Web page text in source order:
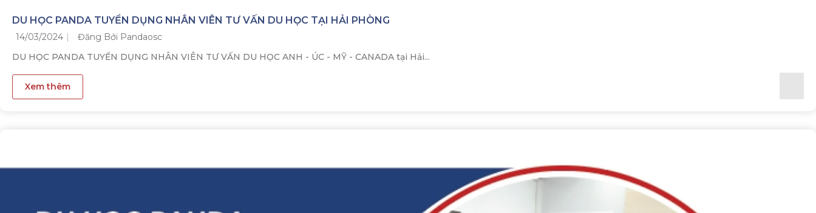
DU HỌC PANDA TUYỂN DỤNG NHÂN VIÊN TƯ VẤN DU HỌC TẠI HẢI PHÒNG
14/03/2024
Đăng Bởi Pandaosc
DU HỌC PANDA TUYỂN DỤNG NHÂN VIÊN TƯ VẤN DU HỌC ANH - ÚC - MỸ - CANADA tại Hải...
Xem thêm